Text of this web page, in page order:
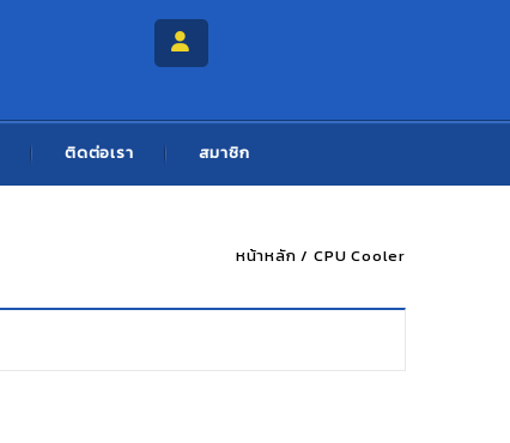
ติดต่อเรา สมาชิก
หน้าหลัก / CPU Cooler